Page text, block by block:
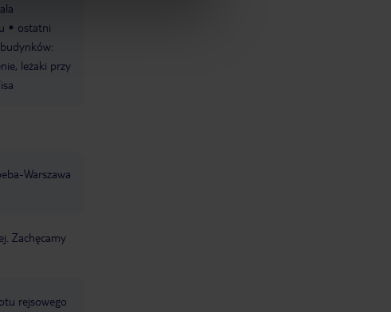
ostatni
leżaki przy
Warszawa
Zachęcamy
rejsowego